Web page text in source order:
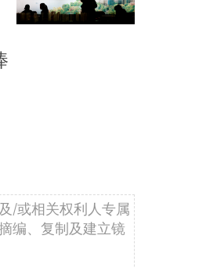
/或相关权利人专属
编、复制及建立镜